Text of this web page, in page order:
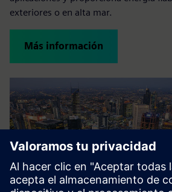
exteriores o en alta mar.
Más información